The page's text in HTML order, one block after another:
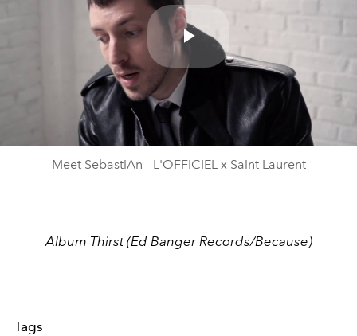
Play
Video
Meet SebastiAn - L'OFFICIEL x Saint Laurent
Album Thirst (Ed Banger Records/Because)
Tags